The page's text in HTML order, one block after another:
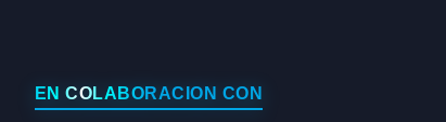
EN COLABORACIÓN CON